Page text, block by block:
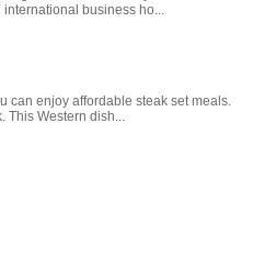
business ho...
can enjoy affordable steak set meals.
This Western dish...